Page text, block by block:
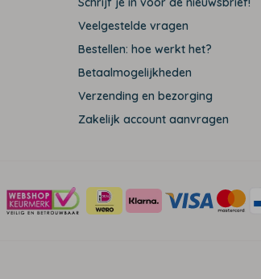
Veelgestelde vragen
Bestellen: hoe werkt het?
Betaalmogelijkheden
Verzending en bezorging
Zakelijk account aanvragen